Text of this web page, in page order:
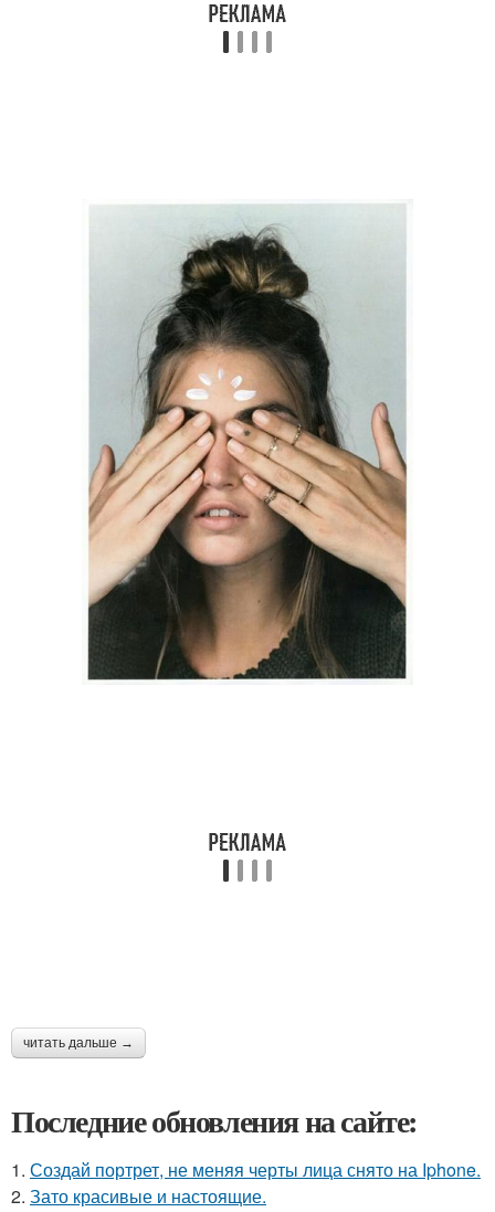
читать дальше →
Последние обновления на сайте:
1. Создай портрет, не меняя черты лица снято на Iphone.
2. Зато красивые и настоящие.